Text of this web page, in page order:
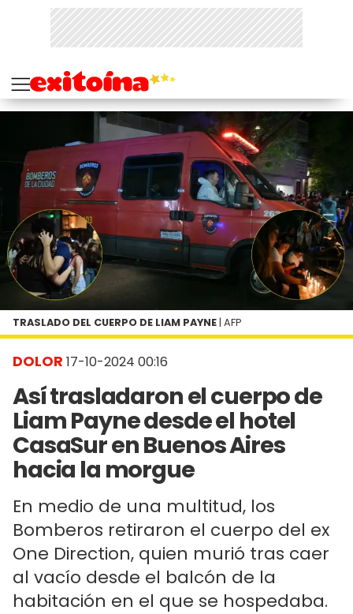
DOLOR 17-10-2024 00:16
Así trasladaron el cuerpo de
Liam Payne desde el hotel
CasaSur en Buenos Aires
hacia la morgue
En medio de una multitud, los
Bomberos retiraron el cuerpo del ex
One Direction, quien murió tras caer
al vacío desde el balcón de la
habitación en el que se hospedaba.
TRASLADO DEL CUERPO DE LIAM PAYNE | AFP